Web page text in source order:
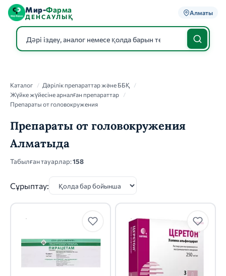
Мир-Фарма
ДЕНСАУЛЫҚ
Алматы
Каталог / Дәрілік препараттар және ББҚ
/
Жүйке жүйесіне арналған препараттар
/
Препараты от головокружения
Препараты от головокружения
Алматыда
Табылған тауарлар:158
Сұрыптау: